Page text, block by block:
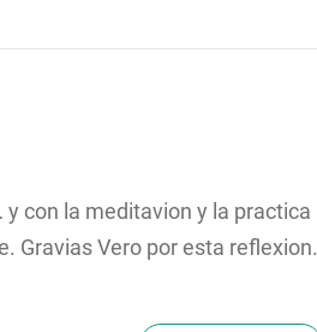
con la meditavion y la practica
Gravias Vero por esta reflexion.